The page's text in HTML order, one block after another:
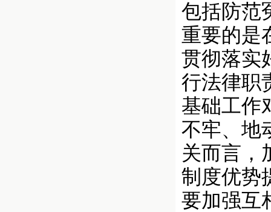
包括防范
重要的是
贯彻落实
行法律职
基础工作
不牢、地
关而言，
制度优势
要加强互